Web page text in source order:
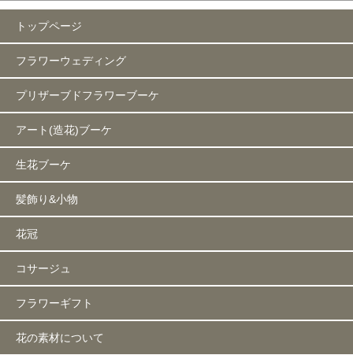
トップページ
フラワーウェディング
プリザーブドフラワーブーケ
アート(造花)ブーケ
生花ブーケ
髪飾り&小物
花冠
コサージュ
フラワーギフト
花の素材について